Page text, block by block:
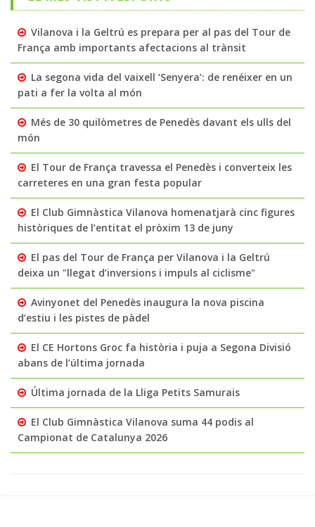
Vilanova i la Geltrú es prepara per al pas del Tour de
França amb importants afectacions al trànsit
La segona vida del vaixell ‘Senyera’: de renéixer en un
pati a fer la volta al món
Més de 30 quilòmetres de Penedès davant els ulls del
món
El Tour de França travessa el Penedès i converteix les
carreteres en una gran festa popular
El Club Gimnàstica Vilanova homenatjarà cinc figures
històriques de l’entitat el pròxim 13 de juny
El pas del Tour de França per Vilanova i la Geltrú
deixa un "llegat d’inversions i impuls al ciclisme"
Avinyonet del Penedès inaugura la nova piscina
d’estiu i les pistes de pàdel
El CE Hortons Groc fa història i puja a Segona Divisió
abans de l’última jornada
Última jornada de la Lliga Petits Samurais
El Club Gimnàstica Vilanova suma 44 podis al
Campionat de Catalunya 2026